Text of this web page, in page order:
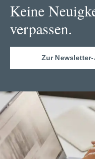
Keine
verpassen.
Zur